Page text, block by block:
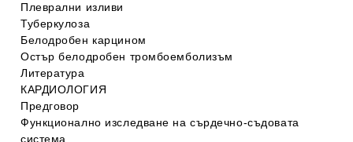
Плеврални изливи
Туберкулоза
Белодробен карцином
Остър белодробен тромбоемболизъм
Литература
КАРДИОЛОГИЯ
Предговор
Функционално изследване на сърдечно-съдовата
система